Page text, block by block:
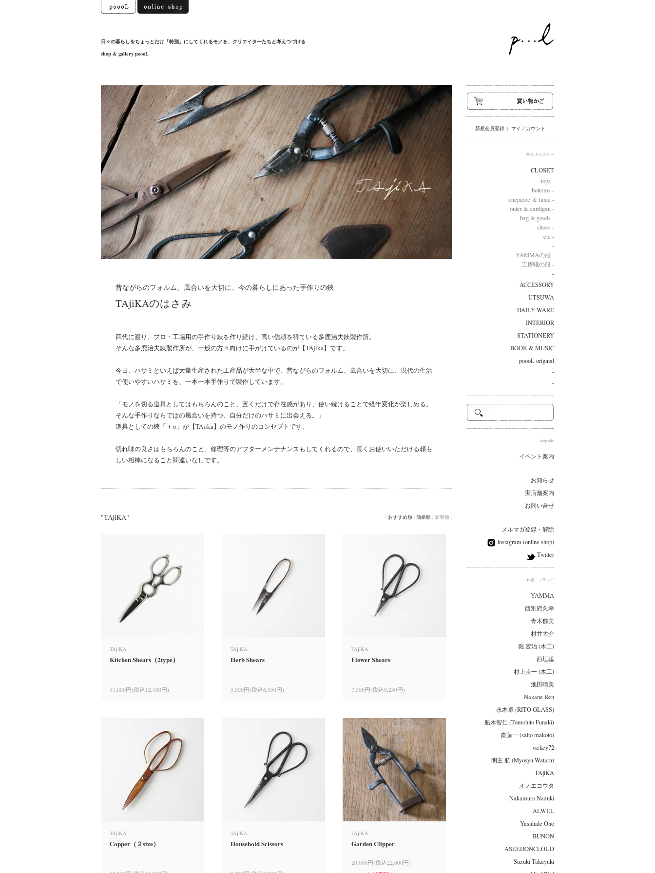
日々の暮らしをちょっとだけ「特別」にしてくれるモノを、クリエイターたちと考えつづける
shop & gallery poooL
昔ながらのフォルム、風合いを大切に、今の暮らしにあった手作りの鋏
TAjiKAのはさみ
四代に渡り、プロ・工場用の手作り鋏を作り続け、高い信頼を得ている多鹿治夫鋏製作所。
そんな多鹿治夫鋏製作所が、一般の方々向けに手がけているのが【TAjika】です。
今日、ハサミといえば大量生産された工産品が大半な中で、昔ながらのフォルム、風合いを大切に、現代の生活
で使いやすいハサミを、一本一本手作りで製作しています。
「モノを切る道具としてはもちろんのこと、置くだけで存在感があり、使い続けることで経年変化が楽しめる。
そんな手作りならではの風合いを持つ、自分だけのハサミに出会える。」
道具としての鋏「＋α」が【TAjika】のモノ作りのコンセプトです。
切れ味の良さはもちろんのこと、修理等のアフターメンテナンスもしてくれるので、長くお使いいただける頼も
しい相棒になること間違いなしです。
"TAjiKA" おすすめ順 価格順 新着順
TAjiKA
Kitchen Shears（2type）
11,000円(税込12,100円)
TAjiKA
Herb Shears
5,500円(税込6,050円)
TAjiKA
Flower Shears
7,500円(税込8,250円)
TAjiKA
Copper（２size）
TAjiKA
Household Scissors
TAjiKA
Garden Clipper
20,000円(税込22,000円)
新規会員登録 | マイアカウント
商品 カテゴリー
CLOSET
tops -
bottoms -
onepiece ＆ tunic -
outer & cardigan -
bag & goods -
shoes -
etc -
-
YAMMAの服 -
工房蟻の服 -
-
ACCESSORY
UTSUWA
DAILY WARE
INTERIOR
STATIONERY
BOOK & MUSIC
poooL original
-
-
shop info
イベント案内
お知らせ
実店舗案内
お問い合せ
メルマガ登録・解除
instagram (online shop)
Twitter
作家・ブランド
YAMMA
西別府久幸
青木郁美
村井大介
堀 宏治 (木工)
西垣聡
村上圭一 (木工)
池田晴美
Nakane Ren
永木卓 (RITO GLASS)
船木智仁 (Tomohito Funaki)
齋藤一 (saito makoto)
vickey72
明主 航 (Myosyu Wataru)
TAjiKA
オノエコウタ
Nakamura Nazuki
ALWEL
Yasuhide Ono
BUNON
ASEEDONCLÖUD
Suzuki Takayuki